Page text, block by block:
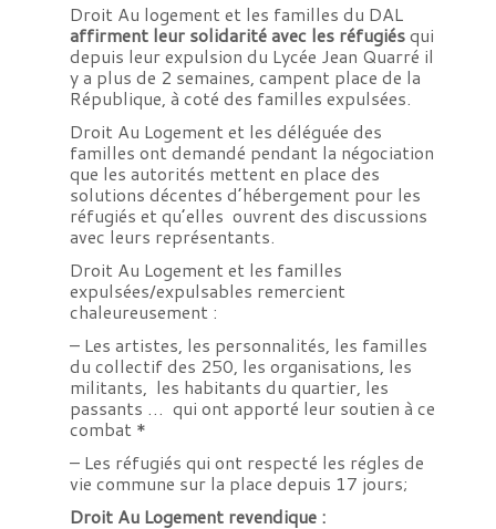
Droit Au logement et les familles du DAL
affirment leur solidarité avec les réfugiésqui
depuis leur expulsion du Lycée Jean Quarré il
y a plus de 2 semaines, campent place de la
République, à coté des familles expulsées.
Droit Au Logement et les déléguée des
familles ont demandé pendant la négociation
que les autorités mettent en place des
solutions décentes d’hébergement pour les
réfugiés et qu’elles ouvrent des discussions
avec leurs représentants.
Droit Au Logement et les familles
expulsées/expulsables remercient
chaleureusement :
– Les artistes, les personnalités, les familles
du collectif des 250, les organisations, les
militants, les habitants du quartier, les
passants … qui ont apporté leur soutien à ce
combat *
– Les réfugiés qui ont respecté les régles de
vie commune sur la place depuis 17 jours;
Droit Au Logement revendique :